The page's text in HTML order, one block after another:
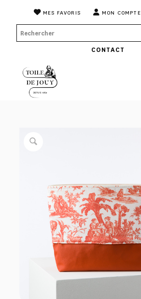
MES FAVORIS MON COMPTE
CONTACT